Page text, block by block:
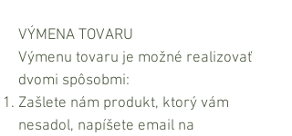
VÝMENA TOVARU
Výmenu tovaru je možné realizovať
dvomi spôsobmi:
Zašlete nám produkt, ktorý vám
nesadol, napíšete email na